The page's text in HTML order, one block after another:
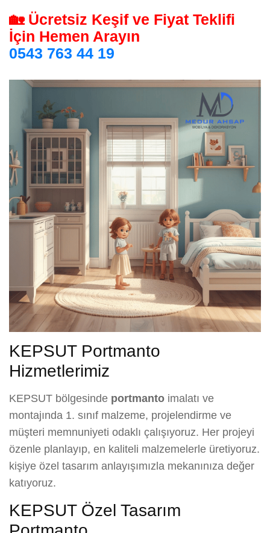
🏡 Ücretsiz Keşif ve Fiyat Teklifi
İçin Hemen Arayın
0543 763 44 19
KEPSUT Portmanto
Hizmetlerimiz
KEPSUT bölgesinde portmanto imalatı ve
montajında 1. sınıf malzeme, projelendirme ve
müşteri memnuniyeti odaklı çalışıyoruz. Her projeyi
özenle planlayıp, en kaliteli malzemelerle üretiyoruz.
kişiye özel tasarım anlayışımızla mekanınıza değer
katıyoruz.
KEPSUT Özel Tasarım